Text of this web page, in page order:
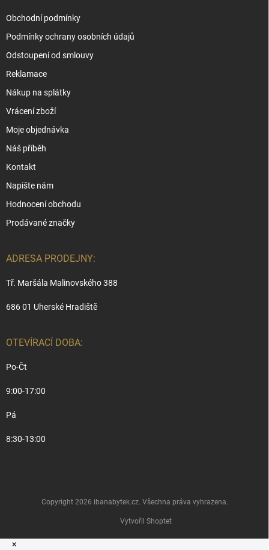
Obchodní podmínky
Podmínky ochrany osobních údajů
Odstoupení od smlouvy
Reklamace
Nákup na splátky
Vrácení zboží
Moje objednávka
Náš příběh
Kontakt
Napište nám
Hodnocení obchodu
Prodávané značky
ADRESA PRODEJNY:
Tř. Maršála Malinovského 388
686 01 Uherské Hradiště
OTEVÍRACÍ DOBA:
Po-Čt
9:00-17:00
Pá
8:30-13:00
Vytvořil Shoptet
Copyright 2026 ibanabytek.cz. Všechna práva vyhrazena.
×